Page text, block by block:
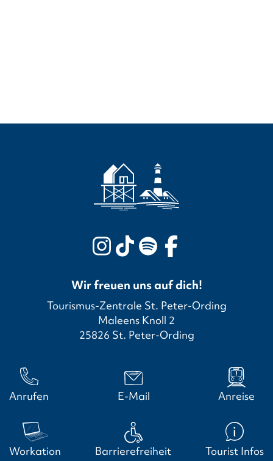
Wir freuen uns auf dich!
Tourismus-Zentrale St. Peter-Ording
Maleens Knoll 2
25826 St. Peter-Ording
Anrufen E-Mail Anreise
Workation Barrierefreiheit Tourist Infos